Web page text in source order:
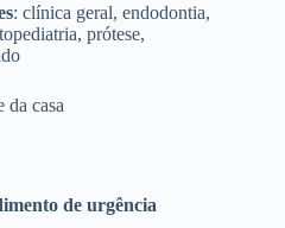
: clínica geral, endodontia,
prótese,
da casa
de urgência